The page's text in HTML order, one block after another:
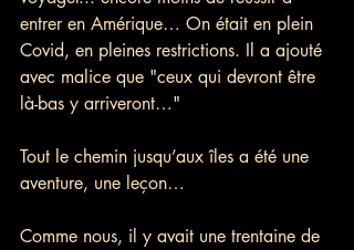
entrer en Amérique… On était en plein
Covid, en pleines restrictions. Il a ajouté
avec malice que "ceux qui devront être
là-bas y arriveront…"
Tout le chemin jusqu’aux îles a été une
aventure, une leçon…
Comme nous, il y avait une trentaine de